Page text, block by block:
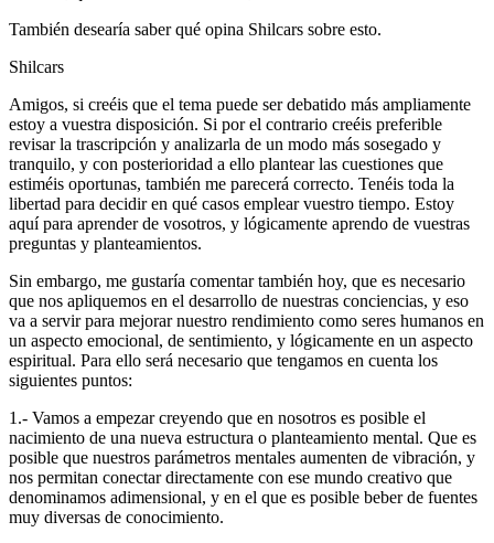
También desearía saber qué opina Shilcars sobre esto.
Shilcars
Amigos, si creéis que el tema puede ser debatido más ampliamente
estoy a vuestra disposición. Si por el contrario creéis preferible
revisar la trascripción y analizarla de un modo más sosegado y
tranquilo, y con posterioridad a ello plantear las cuestiones que
estiméis oportunas, también me parecerá correcto. Tenéis toda la
libertad para decidir en qué casos emplear vuestro tiempo. Estoy
aquí para aprender de vosotros, y lógicamente aprendo de vuestras
preguntas y planteamientos.
Sin embargo, me gustaría comentar también hoy, que es necesario
que nos apliquemos en el desarrollo de nuestras conciencias, y eso
va a servir para mejorar nuestro rendimiento como seres humanos en
un aspecto emocional, de sentimiento, y lógicamente en un aspecto
espiritual. Para ello será necesario que tengamos en cuenta los
siguientes puntos:
1.- Vamos a empezar creyendo que en nosotros es posible el
nacimiento de una nueva estructura o planteamiento mental. Que es
posible que nuestros parámetros mentales aumenten de vibración, y
nos permitan conectar directamente con ese mundo creativo que
denominamos adimensional, y en el que es posible beber de fuentes
muy diversas de conocimiento.